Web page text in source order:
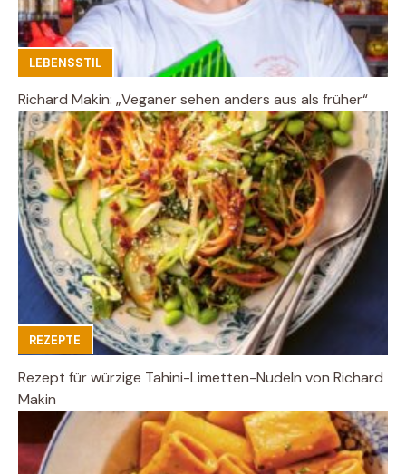
LEBENSSTIL
Richard Makin: „Veganer sehen anders aus als früher“
REZEPTE
Rezept für würzige Tahini-Limetten-Nudeln von Richard
Makin